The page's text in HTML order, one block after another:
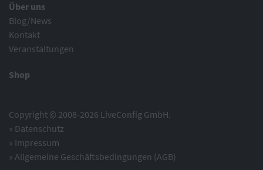
Über uns
Blog/News
Kontakt
Veranstaltungen
Shop
Copyright © 2008-2026 LiveConfig GmbH.
» Datenschutz
» Impressum
» Allgemeine Geschäftsbedingungen (AGB)